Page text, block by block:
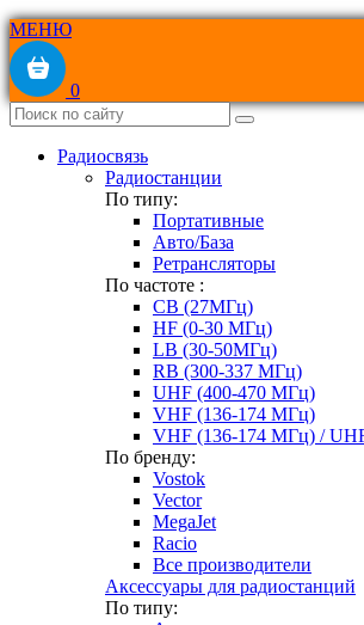
МЕНЮ
0
Радиосвязь
Радиостанции
По типу:
Портативные
Авто/База
Ретрансляторы
По частоте :
CB (27МГц)
HF (0-30 МГц)
LB (30-50МГц)
RB (300-337 МГц)
UHF (400-470 МГц)
VHF (136-174 МГц)
VHF (136-174 МГц) /
По бренду:
Vostok
Vector
MegaJet
Racio
Все производители
Аксессуары для радиостанций
По типу: